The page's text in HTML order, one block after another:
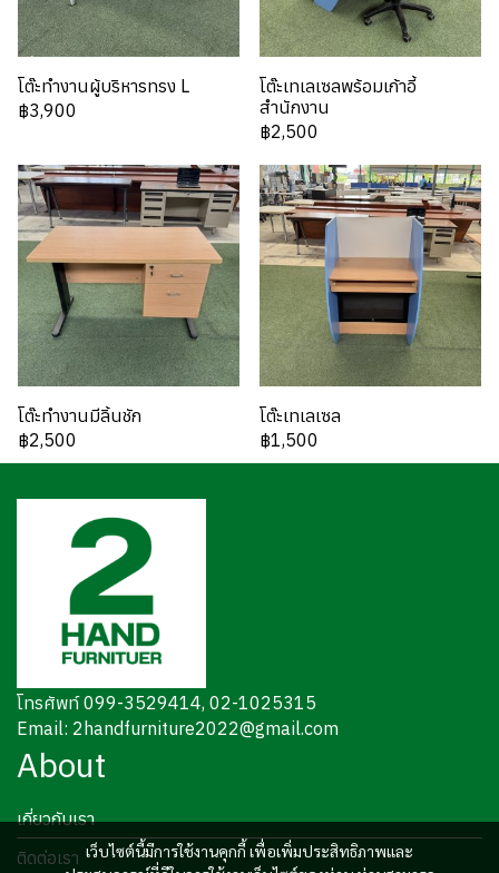
โต๊ะทำงานผู้บริหารทรง L
฿3,900
โต๊ะเทเลเซลพร้อมเก้าอี้
สำนักงาน
฿2,500
โต๊ะทำงานมีลิ้นชัก
฿2,500
โต๊ะเทเลเซล
฿1,500
เว็บไซต์นี้มีการใช้งานคุกกี้ เพื่อเพิ่มประสิทธิภาพและ
โทรศัพท์ 099-3529414, 02-1025315
Email: 2handfurniture2022@gmail.com
About
เกี่ยวกับเรา
ติดต่อเรา